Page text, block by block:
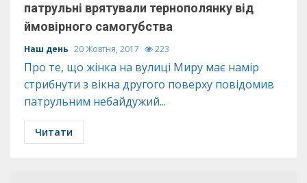
патрульні врятували тернополянку від
ймовірного самогубства
Наш день 20 Жовтня, 2017 223
Про те, що жінка на вулиці Миру має намір
стрибнути з вікна другого поверху повідомив
патрульним небайдужий...
Читати